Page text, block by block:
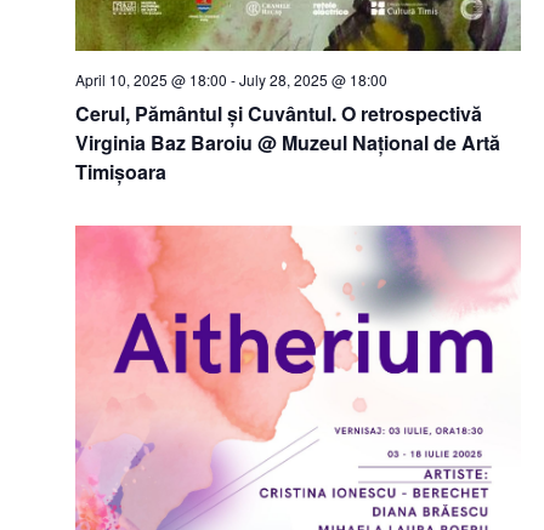
April 10, 2025 @ 18:00 -July 28, 2025 @ 18:00
Cerul, Pământul și Cuvântul. O retrospectivă
Virginia Baz Baroiu @ Muzeul Național de Artă
Timișoara